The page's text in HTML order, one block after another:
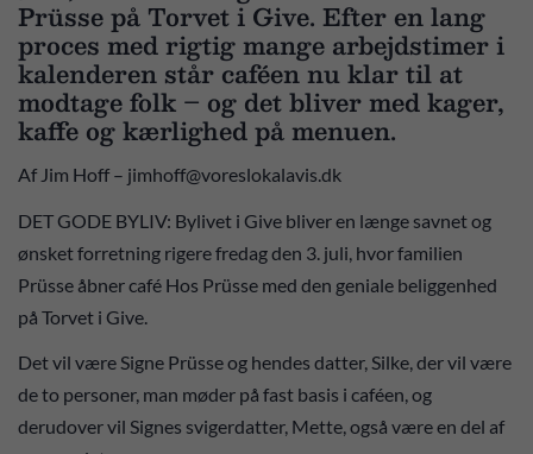
Prüsse på Torvet i Give. Efter en lang
proces med rigtig mange arbejdstimer i
kalenderen står caféen nu klar til at
modtage folk – og det bliver med kager,
kaffe og kærlighed på menuen.
Af Jim Hoff – jimhoff@voreslokalavis.dk
DET GODE BYLIV: Bylivet i Give bliver en længe savnet og
ønsket forretning rigere fredag den 3. juli, hvor familien
Prüsse åbner café Hos Prüsse med den geniale beliggenhed
på Torvet i Give.
Det vil være Signe Prüsse og hendes datter, Silke, der vil være
de to personer, man møder på fast basis i caféen, og
derudover vil Signes svigerdatter, Mette, også være en del af